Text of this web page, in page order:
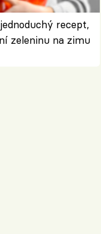
recept,
zeleninu na zimu